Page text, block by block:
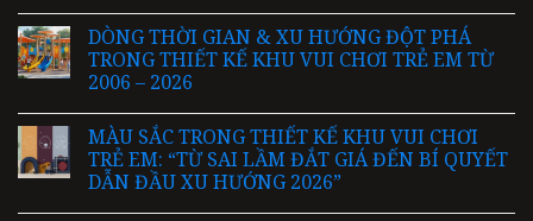
DÒNG THỜI GIAN & XU HƯỚNG ĐỘT PHÁ
TRONG THIẾT KẾ KHU VUI CHƠI TRẺ EM TỪ
2006 – 2026
MÀU SẮC TRONG THIẾT KẾ KHU VUI CHƠI
TRẺ EM: “TỪ SAI LẦM ĐẮT GIÁ ĐẾN BÍ QUYẾT
DẪN ĐẦU XU HƯỚNG 2026”